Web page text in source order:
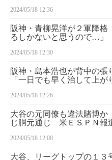
2024/05/18 12:36
阪神・青柳晃洋が２軍降格
るしかないと思うので…」
2024/05/18 12:30
阪神・島本浩也が背中の張
「一日でも早く治して上
2024/05/18 12:26
大谷の元同僚も違法賭博
じ胴元通じ 米ＥＳＰＮ報
2024/05/18 12:08
大谷、リーグトップの１